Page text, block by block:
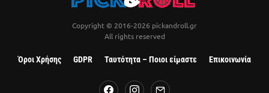
Copyright © 2016-2026 pickandroll.gr
All rights reserved
Όροι Χρήσης GDPR Ταυτότητα – Ποιοι είμαστε Επικοινωνία